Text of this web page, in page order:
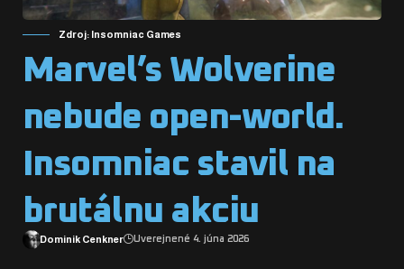
Zdroj: Insomniac Games
Marvel’s Wolverine
nebude open-world.
Insomniac stavil na
brutálnu akciu
Dominik Cenkner Uverejnené 4. júna 2026